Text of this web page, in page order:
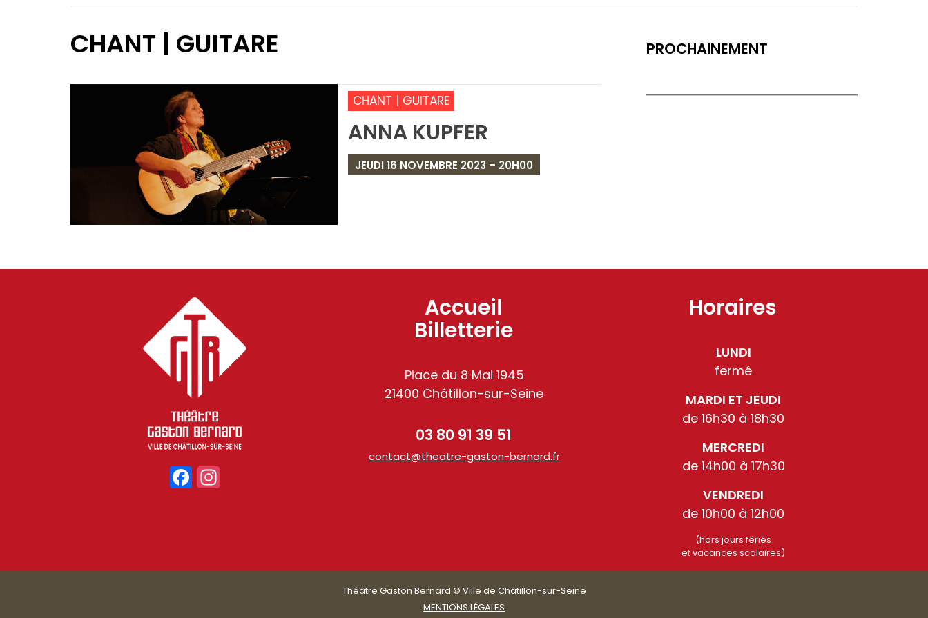
CHANT | GUITARE
CHANT | GUITARE
ANNA KUPFER
JEUDI 16 NOVEMBRE 2023 – 20H00
PROCHAINEMENT
Facebook
Accueil
Billetterie
Place du 8 Mai 1945
21400 Châtillon-sur-Seine
03 80 91 39 51
contact@theatre-gaston-bernard.fr
Horaires
LUNDI
fermé
MARDI ET JEUDI
de 16h30 à 18h30
MERCREDI
de 14h00 à 17h30
VENDREDI
de 10h00 à 12h00
(hors jours fériés
et vacances scolaires)
Théâtre Gaston Bernard © Ville de Châtillon-sur-Seine
MENTIONS LÉGALES